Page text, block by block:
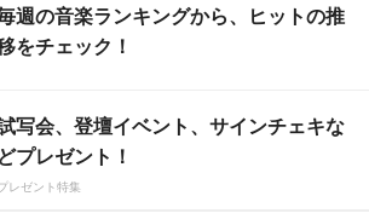
週の音楽ランキングから、ヒットの推
をチェック！
写会、登壇イベント、サインチェキな
どプレゼント！
レゼント特集